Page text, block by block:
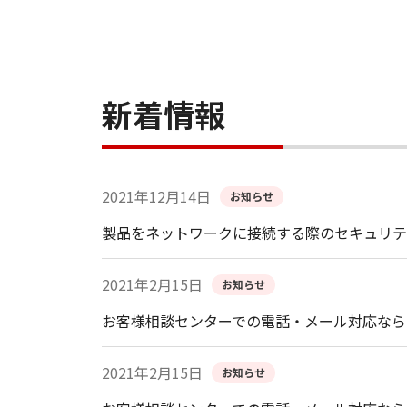
新着情報
2021年12月14日 お知らせ
製品をネットワークに接続する際のセキュリ
2021年2月15日 お知らせ
お客様相談センターでの電話・メール対応な
2021年2月15日 お知らせ